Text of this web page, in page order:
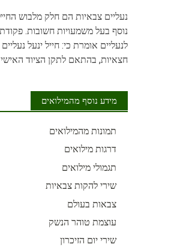
נעלייםצבאיות הם חלק מלבוש
נוסף בעל משמעויות חשובות.
לנעליים אומרת כי: חייל ינעל
חצאיות, בהתאם לתקן הציוד האישי
מידע נוסף מהמילואים
תמונות מהמילואים
דרגות מילואים
תגמולי מילואים
שירי להקות צבאיות
צבאות בעולם
עוצמת טוהר הנשק
שירי יום הזיכרון